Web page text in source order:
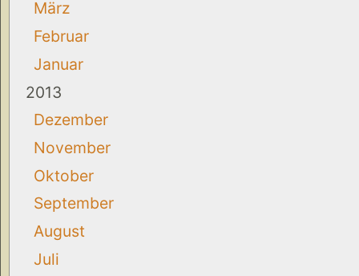
März
Februar
Januar
2013
Dezember
November
Oktober
September
August
Juli